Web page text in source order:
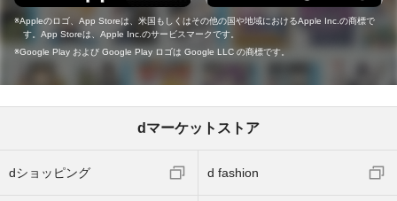
Appleのロゴ、App Storeは、米国もしくはその他の国や地域におけるApple Inc.の商標で
す。App Storeは、Apple Inc.のサービスマークです。
Google Play および Google Play ロゴは Google LLC の商標です。
dマーケットストア
dショッピング d fashion